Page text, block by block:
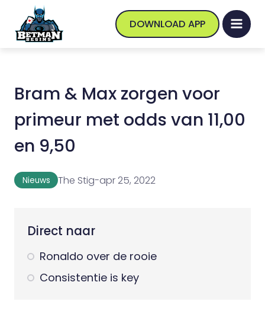
DOWNLOAD APP
Bram & Max zorgen voor
primeur met odds van 11,00
en 9,50
Nieuws The Stig-apr 25, 2022
Direct naar
Ronaldo over de rooie
Consistentie is key